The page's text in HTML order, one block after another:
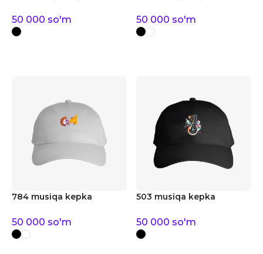
50 000 so'm 50 000 so'm
784 musiqa kepka
50 000 so'm
503 musiqa kepka
50 000 so'm